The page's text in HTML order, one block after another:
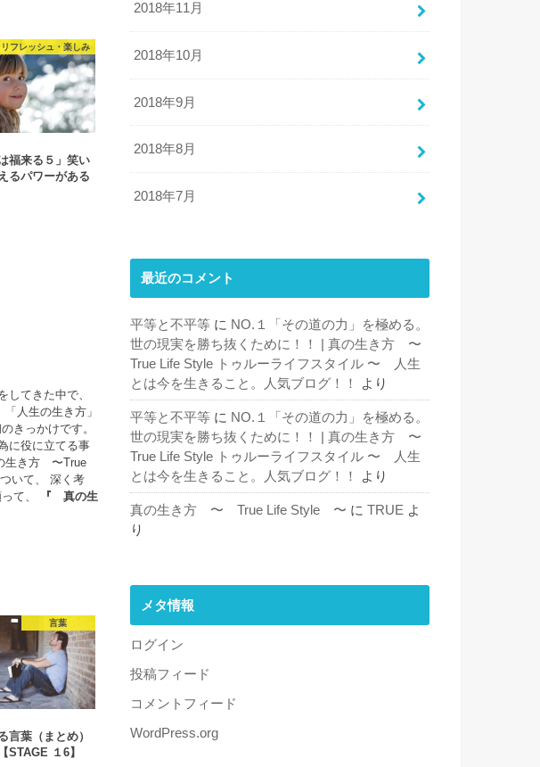
フレッシュ・楽しみ
福来る５」笑い
るパワーがある
てきた中で、
人生の生き方」
きっかけです。
に役に立てる事
生き方 〜True
いて、 深く考
て、
『真の生
言葉
言葉（まとめ）
STAGE １6】
2018年11月
2018年10月
2018年9月
2018年8月
2018年7月
最近のコメント
平等と不平等 に NO.１「その道の力」を極める。
世の現実を勝ち抜くために！！ | 真の生き方 〜
True Life Style トゥルーライフスタイル 〜 人生
とは今を生きること。人気ブログ！！
より
平等と不平等 に NO.１「その道の力」を極める。
世の現実を勝ち抜くために！！ | 真の生き方 〜
True Life Style トゥルーライフスタイル 〜 人生
とは今を生きること。人気ブログ！！
より
真の生き方 〜 True Life Style 〜 に TRUE よ
り
メタ情報
ログイン
投稿フィード
コメントフィード
WordPress.org